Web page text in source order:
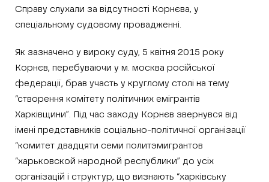
Справу слухали за відсутності Корнєва, у
спеціальному судовому провадженні.
Як зазначено у вироку суду, 5 квітня 2015 року
Корнєв, перебуваючи у м. москва російської
федерації, брав участь у круглому столі на тему
“створення комітету політичних емігрантів
Харківщини”. Під час заходу Корнєв звернувся від
імені представників соціально-політичної організації
“комитет двадцяти семи политэмигрантов
“харьковской народной республики” до усіх
організацій і структур, що визнають “харківську